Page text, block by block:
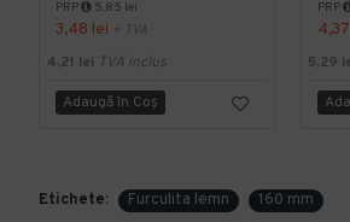
PRP 5,85 lei
3,48 lei + TVA
4,21 lei TVA inclus
Adaugă în Coş
PRP
5,29
Etichete: Furculita lemn 160 mm